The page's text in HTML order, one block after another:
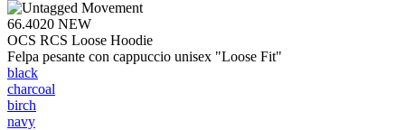
66.4020 NEW
OCS RCS Loose Hoodie
Felpa pesante con cappuccio unisex "Loose Fit"
black
charcoal
birch
navy